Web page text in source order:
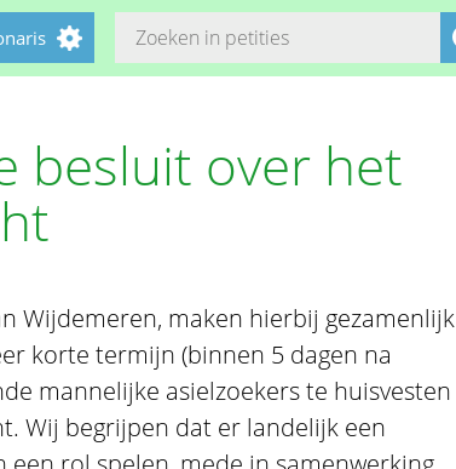
besluit over het
Wijdemeren, maken hierbij gezamenlijk
korte termijn (binnen 5 dagen na
mannelijke asielzoekers te huisvesten
Wij begrijpen dat er landelijk een